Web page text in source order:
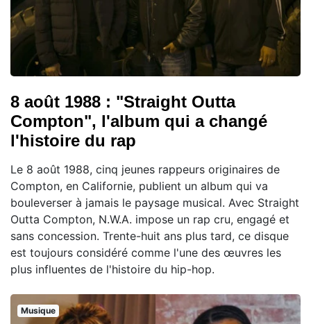
8 août 1988 : "Straight Outta
Compton", l'album qui a changé
l'histoire du rap
Le 8 août 1988, cinq jeunes rappeurs originaires de
Compton, en Californie, publient un album qui va
bouleverser à jamais le paysage musical. Avec Straight
Outta Compton, N.W.A. impose un rap cru, engagé et
sans concession. Trente-huit ans plus tard, ce disque
est toujours considéré comme l'une des œuvres les
plus influentes de l'histoire du hip-hop.
Musique